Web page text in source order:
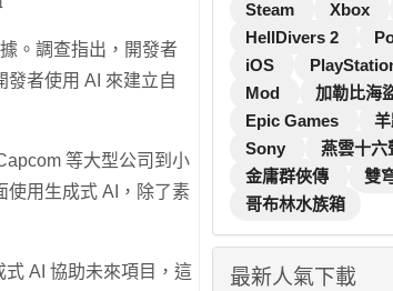
。調查指出，開發者
者使用 AI 來建立自
等大型公司到小
使用生成式 AI，除了素
AI 協助未來項目，這
Steam
Xbox
HellDivers 2
iOS
Mod
加勒比海
Epic Games
Sony
燕雲十六
金庸群俠傳
雙
哥布林水族箱
最新人氣下載